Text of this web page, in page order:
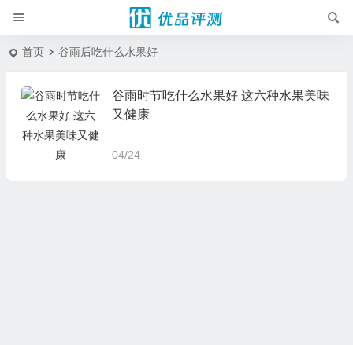
首页 谷雨后吃什么水果好
谷雨时节吃什么水果好 这六种水果美味
又健康
04/24